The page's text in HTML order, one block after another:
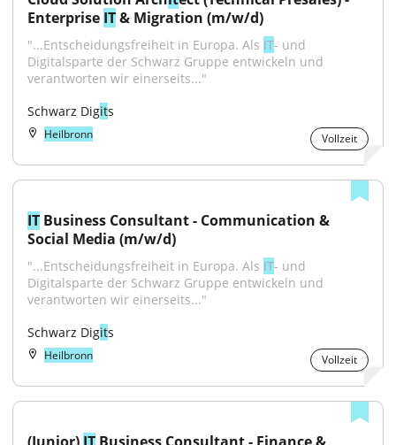
Enterprise IT & Migration (m/w/d)
"...Entscheidungsfreiheit in Europa. Als IT- und
Digitalsparte der Schwarz Gruppe entwickeln und
verantworten wir einerseits..."
Schwarz Digits
Heilbronn Vollzeit
IT Business Consultant - Communication &
Social Media (m/w/d)
"...Entscheidungsfreiheit in Europa. Als IT- und
Digitalsparte der Schwarz Gruppe entwickeln und
verantworten wir einerseits..."
Schwarz Digits
Heilbronn Vollzeit